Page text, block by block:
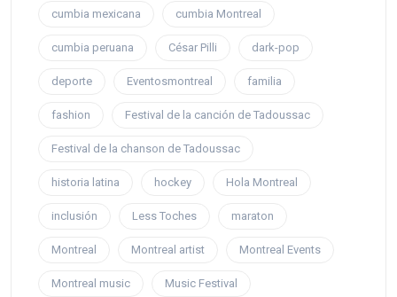
cumbia mexicana cumbia Montreal
cumbia peruana César Pilli dark-pop
deporte Eventosmontreal familia
fashion Festival de la canción de Tadoussac
Festival de la chanson de Tadoussac
historia latina hockey Hola Montreal
inclusión Less Toches maraton
Montreal Montreal artist Montreal Events
Montreal music Music Festival